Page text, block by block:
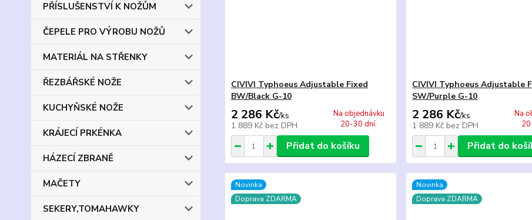
PŘÍSLUŠENSTVÍ K NOŽŮM
ČEPELE PRO VÝROBU NOŽŮ
MATERIÁL NA STŘENKY
ŘEZBÁŘSKÉ NOŽE
KUCHYŇSKÉ NOŽE
KRÁJECÍ PRKÉNKA
HÁZECÍ ZBRANĚ
MAČETY
SEKERY,TOMAHAWKY
CIVIVI Typhoeus Adjustable Fixed
BW/Black G-10
2 286 Kč/ks
1 889 Kč bez DPH
Na objednávku
20-30 dní.
Přidat do košíku
CIVIVI Typhoeus Adjustable
SW/Purple G-10
2 286 Kč/ks
1 889 Kč bez DPH
Na
Přidat do
Novinka
Doprava ZDARMA
Novinka
Doprava ZDARMA